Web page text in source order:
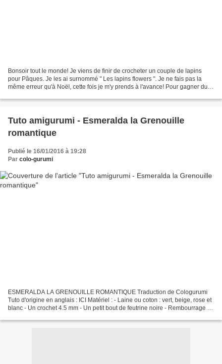
Bonsoir tout le monde! Je viens de finir de crocheter un couple de lapins
pour Pâques. Je les ai surnommé " Les lapins flowers ". Je ne fais pas la
même erreur qu'à Noël, cette fois je m'y prends à l'avance! Pour gagner du
Tuto amigurumi - Esmeralda la Grenouille
romantique
Publié le 16/01/2016 à 19:28
Par colo-gurumi
ESMERALDA LA GRENOUILLE ROMANTIQUE Traduction de Cologurumi
Tuto d'origine en anglais : ICI Matériel : - Laine ou coton : vert, beige, rose et
blanc - Un crochet 4.5 mm - Un petit bout de feutrine noire - Rembourrage -